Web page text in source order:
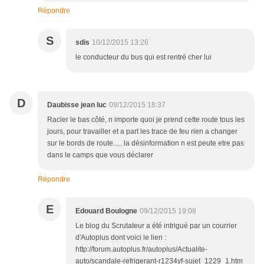
Répondre
S sdis 10/12/2015 13:26
le conducteur du bus qui est rentré cher lui
D Daubisse jean luc 09/12/2015 18:37
Racler le bas côté, n importe quoi je prend cette route tous les
jours, pour travailler et a part les trace de feu rien a changer
sur le bords de route..... la désinformation n est peute etre pas
dans le camps que vous déclarer
Répondre
E Edouard Boulogne 09/12/2015 19:08
Le blog du Scrutateur a été intrigué par un courrier
d'Autoplus dont voici le lien :
http://forum.autoplus.fr/autoplus/Actualite-
auto/scandale-refrigerant-r1234yf-sujet_1229_1.htm